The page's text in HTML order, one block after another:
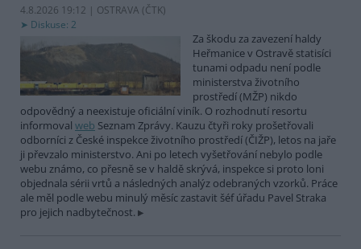
4.8.2026 19:12 | OSTRAVA (ČTK)
Diskuse: 2
Za škodu za zavezení haldy
Heřmanice v Ostravě statisíci
tunami odpadu není podle
ministerstva životního
prostředí (MŽP) nikdo
odpovědný a neexistuje oficiální viník. O rozhodnutí resortu
informoval web Seznam Zprávy. Kauzu čtyři roky prošetřovali
odborníci z České inspekce životního prostředí (ČIŽP), letos na jaře
ji převzalo ministerstvo. Ani po letech vyšetřování nebylo podle
webu známo, co přesně se v haldě skrývá, inspekce si proto loni
objednala sérii vrtů a následných analýz odebraných vzorků. Práce
ale měl podle webu minulý měsíc zastavit šéf úřadu Pavel Straka
pro jejich nadbytečnost.